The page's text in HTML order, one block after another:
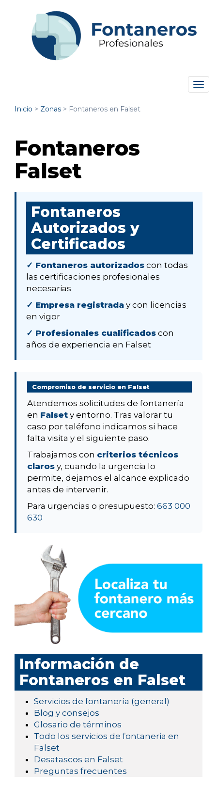
Inicio > Zonas > Fontaneros en Falset
Fontaneros
Falset
Fontaneros
Autorizados y
Certificados
✓ Fontaneros autorizados con todas
las certificaciones profesionales
necesarias
✓ Empresa registrada y con licencias
en vigor
✓ Profesionales cualificados con
años de experiencia en Falset
Compromiso de servicio en Falset
Atendemos solicitudes de fontanería
en Falset y entorno. Tras valorar tu
caso por teléfono indicamos si hace
falta visita y el siguiente paso.
Trabajamos con criterios técnicos
claros y, cuando la urgencia lo
permite, dejamos el alcance explicado
antes de intervenir.
Para urgencias o presupuesto: 663 000
630
Información de
Fontaneros en Falset
Servicios de fontanería (general)
Blog y consejos
Glosario de términos
Todo los servicios de fontaneria en
Falset
Desatascos en Falset
Preguntas frecuentes